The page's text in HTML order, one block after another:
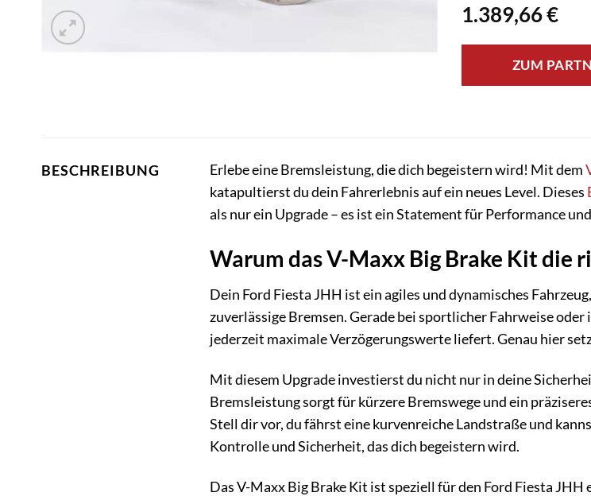
1.389,66€
ZUM
BESCHREIBUNG Erlebe eine Bremsleistung, die dich begeistern wird! Mit dem
katapultierst du dein Fahrerlebnis auf ein neues Level. Dieses
als nur ein Upgrade – es ist ein Statement für Performance
Warum das V-Maxx Big Brake Kit die
Dein Ford Fiesta JHH ist ein agiles und dynamisches
zuverlässige Bremsen. Gerade bei sportlicher Fahrweise
jederzeit maximale Verzögerungswerte liefert. Genau hier
Mit diesem Upgrade investierst du nicht nur in deine
Bremsleistung sorgt für kürzere Bremswege und ein
Stell dir vor, du fährst eine kurvenreiche Landstraße und
Kontrolle und Sicherheit, das dich begeistern wird.
Das V-Maxx Big Brake Kit ist speziell für den Ford Fiesta